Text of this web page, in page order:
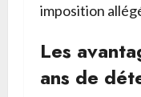
imposition
Les
ans de